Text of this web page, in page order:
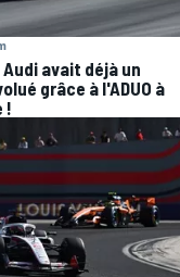
avait déjà un
grâce à l'ADUO à
!